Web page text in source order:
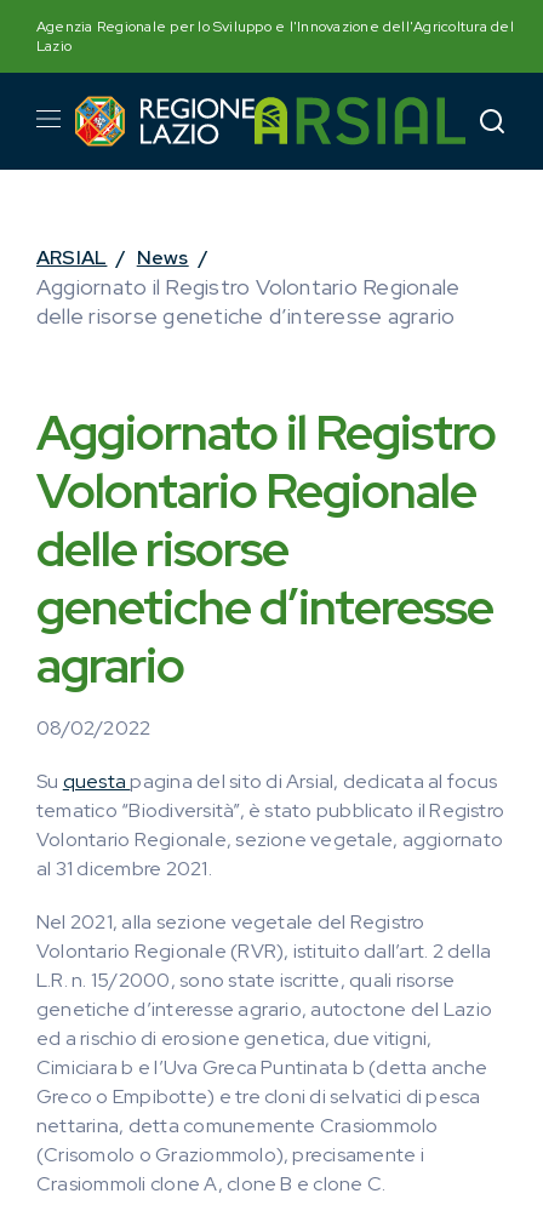
content
Agenzia Regionale per lo Sviluppo e l'Innovazione dell'Agricoltura del
Lazio
ARSIAL / News /
Aggiornato il Registro Volontario Regionale
delle risorse genetiche d’interesse agrario
Aggiornato il Registro
Volontario Regionale
delle risorse
genetiche d’interesse
agrario
08/02/2022
Su questapagina del sito di Arsial, dedicata al focus
tematico “Biodiversità”, è stato pubblicato il Registro
Volontario Regionale, sezione vegetale, aggiornato
al 31 dicembre 2021.
Nel 2021, alla sezione vegetale del Registro
Volontario Regionale (RVR), istituito dall’art. 2 della
L.R. n. 15/2000, sono state iscritte, quali risorse
genetiche d’interesse agrario, autoctone del Lazio
ed a rischio di erosione genetica, due vitigni,
Cimiciara b e l’Uva Greca Puntinata b (detta anche
Greco o Empibotte) e tre cloni di selvatici di pesca
nettarina, detta comunemente Crasiommolo
(Crisomolo o Graziommolo), precisamente i
Crasiommoli clone A, clone B e clone C.